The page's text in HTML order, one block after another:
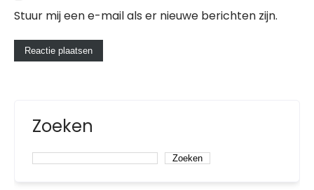
Stuur mij een e-mail als er nieuwe berichten zijn.
Zoeken
Zoeken